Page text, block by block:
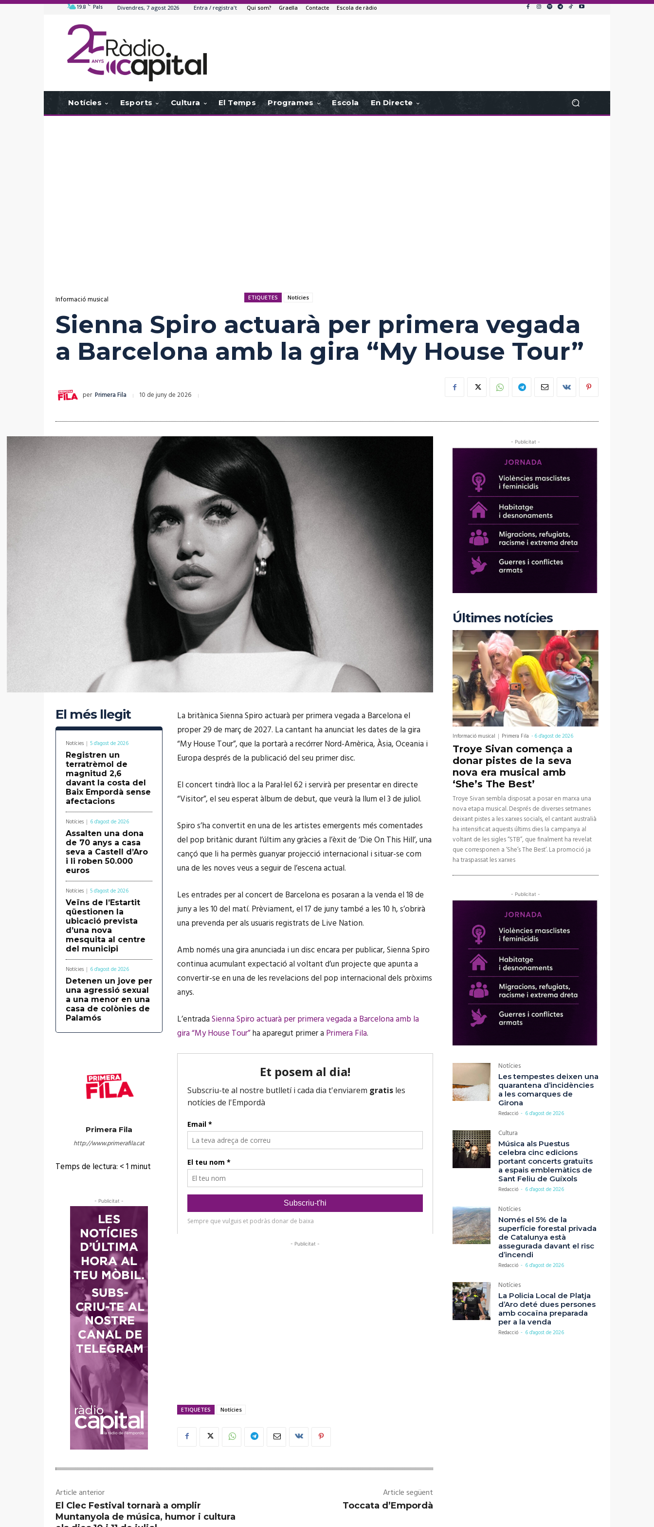
19.8 C Pals Divendres, 7 agost 2026 Entra / registra't Qui som? Graella Contacte Escola de ràdio
Notícies Esports Cultura El Temps Programes Escola En Directe
Informació musical ETIQUETES Notícies
Sienna Spiro actuarà per primera vegada
a Barcelona amb la gira “My House Tour”
per Primera Fila 10 de juny de 2026
El més llegit
Notícies 5 d'agost de 2026
Registren un
terratrèmol de
magnitud 2,6
davant la costa del
Baix Empordà sense
afectacions
Notícies 6 d'agost de 2026
Assalten una dona
de 70 anys a casa
seva a Castell d’Aro
i li roben 50.000
euros
Notícies 5 d'agost de 2026
Veïns de l’Estartit
qüestionen la
ubicació prevista
d’una nova
mesquita al centre
del municipi
Notícies 6 d'agost de 2026
Detenen un jove per
una agressió sexual
a una menor en una
casa de colònies de
Palamós
Primera Fila
http://www.primerafila.cat
Temps de lectura: < 1minut
- Publicitat -
La britànica Sienna Spiro actuarà per primera vegada a Barcelona el
proper 29 de març de 2027. La cantant ha anunciat les dates de la gira
“My House Tour”, que la portarà a recórrer Nord-Amèrica, Àsia, Oceania i
Europa després de la publicació del seu primer disc.
El concert tindrà lloc a la Paral·lel 62 i servirà per presentar en directe
“Visitor”, el seu esperat àlbum de debut, que veurà la llum el 3 de juliol.
Spiro s’ha convertit en una de les artistes emergents més comentades
del pop britànic durant l’últim any gràcies a l’èxit de ‘Die On This Hill’, una
cançó que li ha permès guanyar projecció internacional i situar-se com
una de les noves veus a seguir de l’escena actual.
Les entrades per al concert de Barcelona es posaran a la venda el 18 de
juny a les 10 del matí. Prèviament, el 17 de juny també a les 10 h, s’obrirà
una prevenda per als usuaris registrats de Live Nation.
Amb només una gira anunciada i un disc encara per publicar, Sienna Spiro
continua acumulant expectació al voltant d’un projecte que apunta a
convertir-se en una de les revelacions del pop internacional dels pròxims
anys.
L’entradaSienna Spiro actuarà per primera vegada a Barcelona amb la
gira “My House Tour”ha aparegut primer a Primera Fila.
- Publicitat -
ETIQUETES Notícies
Article anterior
El Clec Festival tornarà a omplir
Muntanyola de música, humor i cultura
Article següent
Toccata d’Empordà
- Publicitat -
Últimes notícies
Informació musical Primera Fila -6 d'agost de 2026
Troye Sivan comença a
donar pistes de la seva
nova era musical amb
‘She’s The Best’
Troye Sivan sembla disposat a posar en marxa una
nova etapa musical. Després de diverses setmanes
deixant pistes a les xarxes socials, el cantant australià
ha intensificat aquests últims dies la campanya al
voltant de les sigles “STB”, que finalment ha revelat
que corresponen a ‘She’s The Best’. La promoció ja
ha traspassat les xarxes
- Publicitat -
Notícies
Les tempestes deixen una
quarantena d’incidències
a les comarques de
Girona
Redacció - 6 d'agost de 2026
Cultura
Música als Puestus
celebra cinc edicions
portant concerts gratuïts
a espais emblemàtics de
Sant Feliu de Guíxols
Redacció - 6 d'agost de 2026
Notícies
Només el 5% de la
superfície forestal privada
de Catalunya està
assegurada davant el risc
d’incendi
Redacció - 6 d'agost de 2026
Notícies
La Policia Local de Platja
d’Aro deté dues persones
amb cocaïna preparada
per a la venda
Redacció - 6 d'agost de 2026